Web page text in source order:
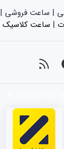
| ساعت فروشی |
|‌ ساعت کلاسیک